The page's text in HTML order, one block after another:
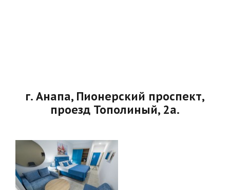
г. Анапа, Пионерский проспект,
проезд Тополиный, 2а.